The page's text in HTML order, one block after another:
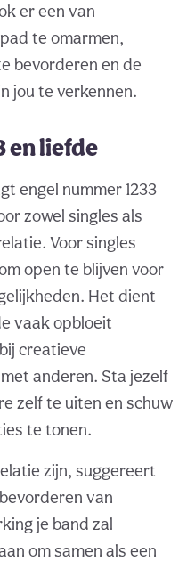
er een van
te omarmen,
bevorderen en de
jou te verkennen.
en liefde
engel nummer 1233
zowel singles als
Voor singles
open te blijven voor
Het dient
vaak opbloeit
creatieve
anderen. Sta jezelf
zelf te uiten en schuw
te tonen.
zijn, suggereert
van
je band zal
om samen als een